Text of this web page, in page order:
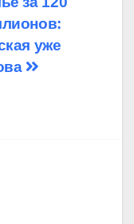
уже